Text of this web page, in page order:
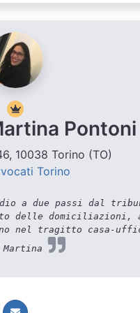
Pontoni
10038 Torino (TO)
Torino
a due passi dal
delle domiciliazioni,
nel tragitto casa-